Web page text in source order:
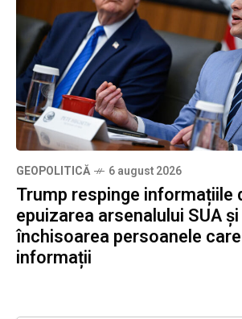
GEOPOLITICĂ 6 august 2026
Trump respinge informațiile
epuizarea arsenalului SUA
închisoarea persoanele
informații